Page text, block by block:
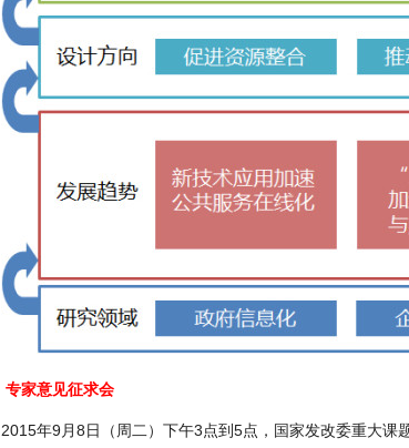
专家意见征求会
2015年9月8日（周二）下午3点到5点，国家发改委重大课